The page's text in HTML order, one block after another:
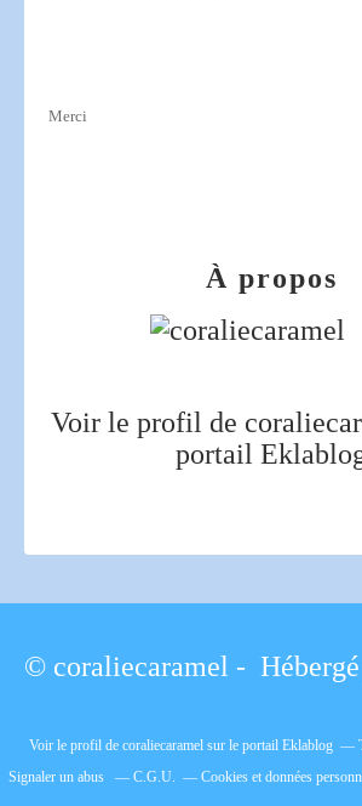
À propos
Voir le profil de
portail
Merci
© coraliecaramel -
Voir le profil de coraliecaramelsur le portail Eklablog
Signaler un abus
C.G.U. Cookies et données